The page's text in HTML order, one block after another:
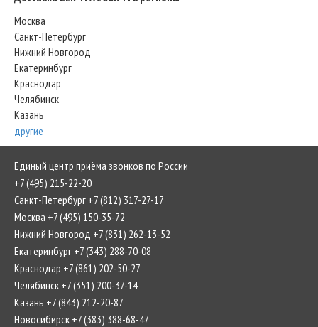
Москва
Санкт-Петербург
Нижний Новгород
Екатеринбург
Краснодар
Челябинск
Казань
другие
Единый центр приёма звонков по России
+7 (495) 215-22-20
Санкт-Петербург +7 (812) 317-27-17
Москва +7 (495) 150-35-72
Нижний Новгород +7 (831) 262-13-52
Екатеринбург +7 (343) 288-70-08
Краснодар +7 (861) 202-50-27
Челябинск +7 (351) 200-37-14
Казань +7 (843) 212-20-87
Новосибирск +7 (383) 388-68-47